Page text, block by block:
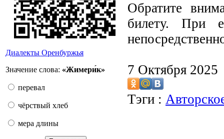
Диалекты Оренбуржья
Значение слова: «Жимери́к»
перевал
чёрствый хлеб
мера длины
Обратите
билету. При
7 Октября
Тэги :